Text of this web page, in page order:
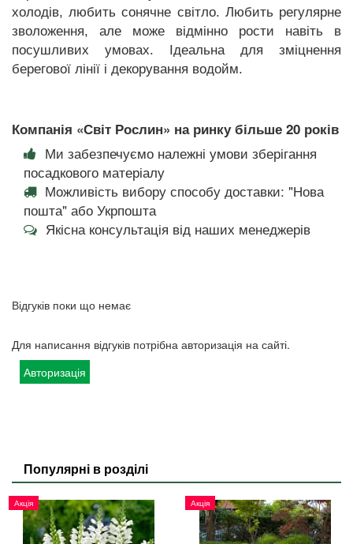
холодів, любить сонячне світло. Любить регулярне
зволоження, але може відмінно рости навіть в
посушливих умовах. Ідеальна для зміцнення
берегової лінії і декорування водойм.
Компанія «Світ Рослин» на ринку більше 20 років
Ми забезпечуємо належні умови зберігання
посадкового матеріалу
Можливість вибору способу доставки: "Нова
пошта" або Укрпошта
Якісна консультація від наших менеджерів
Відгуків поки що немає
Для написання відгуків потрібна авторизація на сайті.
Авторизація
Популярні в розділі
Акція Акція